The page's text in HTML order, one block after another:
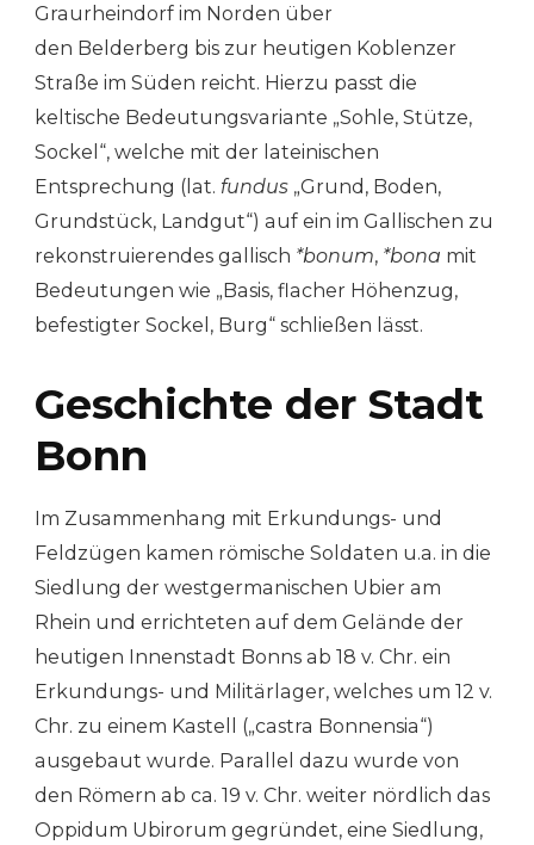
Graurheindorf im Norden über
den Belderberg bis zur heutigen Koblenzer
Straße im Süden reicht. Hierzu passt die
keltische Bedeutungsvariante „Sohle, Stütze,
Sockel“, welche mit der lateinischen
Entsprechung (lat. fundus „Grund, Boden,
Grundstück, Landgut“) auf ein im Gallischen zu
rekonstruierendes gallisch *bonum, *bona mit
Bedeutungen wie „Basis, flacher Höhenzug,
befestigter Sockel, Burg“ schließen lässt.
Geschichte der Stadt
Bonn
Im Zusammenhang mit Erkundungs- und
Feldzügen kamen römische Soldaten u.a. in die
Siedlung der westgermanischen Ubier am
Rhein und errichteten auf dem Gelände der
heutigen Innenstadt Bonns ab 18 v. Chr. ein
Erkundungs- und Militärlager, welches um 12 v.
Chr. zu einem Kastell („castra Bonnensia“)
ausgebaut wurde. Parallel dazu wurde von
den Römern ab ca. 19 v. Chr. weiter nördlich das
Oppidum Ubirorum gegründet, eine Siedlung,